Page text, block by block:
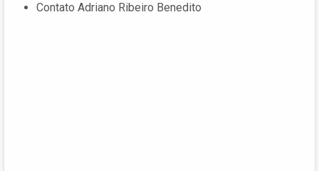
Contato Adriano Ribeiro Benedito